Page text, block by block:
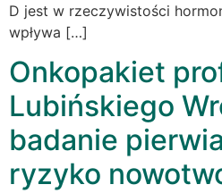
D jest w rzeczywistości
wpływa […]
Onkopakiet
Lubińskiego
badanie
ryzyko